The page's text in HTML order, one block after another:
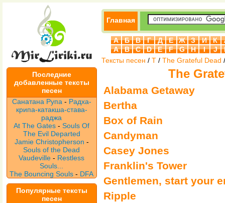
Последние
добавленные тексты
песен
Санатана Рупа - Радха-
крипа-катакша-става-
раджа
At The Gates -Souls Of
The Evil Departed
Jamie Christopherson -
Souls of the Dead
Vaudeville- Restless
Souls...
The Bouncing Souls - DFA
Популярные тексты
песен
Главная
А Б В Г Д Е Ж З И К
A
B C D E F G H I J
Тексты песен / T / The Grateful Dead /
The
Alabama Getaway
Bertha
Box of Rain
Candyman
Casey Jones
Franklin's Tower
Gentlemen, start your
Ripple